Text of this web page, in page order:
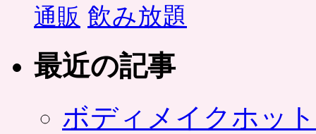
通販 飲み放題
最近の記事
ボディメイクホッ